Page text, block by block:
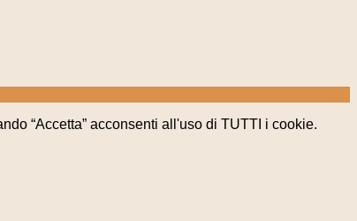
“Accetta” acconsenti all'uso di TUTTI i cookie.